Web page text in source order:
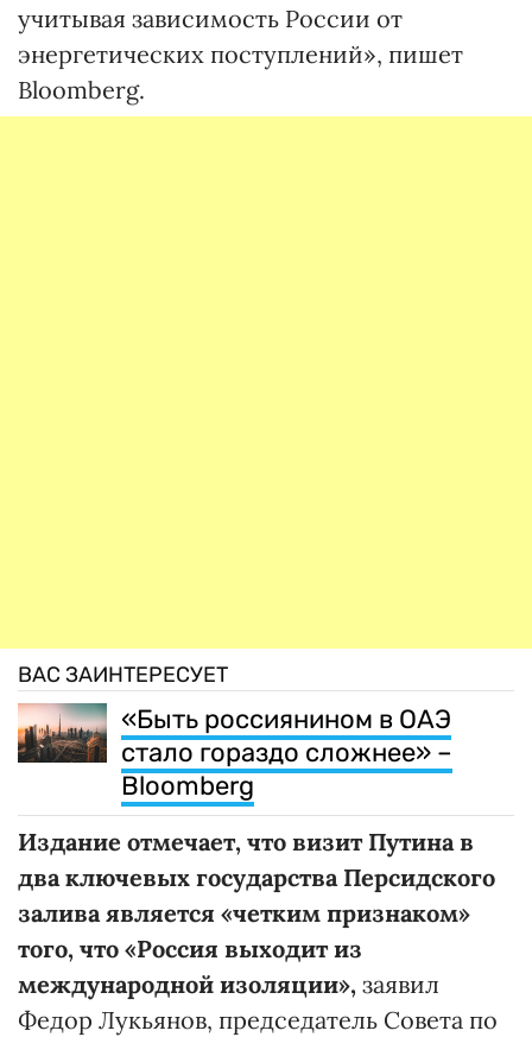
учитывая зависимость России от
энергетических поступлений», пишет
Bloomberg.
ВАС ЗАИНТЕРЕСУЕТ
«Быть россиянином в ОАЭ
стало гораздо сложнее» –
Bloomberg
Издание отмечает, что визит Путина в
два ключевых государства Персидского
залива является «четким признаком»
того, что «Россия выходит из
международной изоляции», заявил
Федор Лукьянов, председатель Совета по